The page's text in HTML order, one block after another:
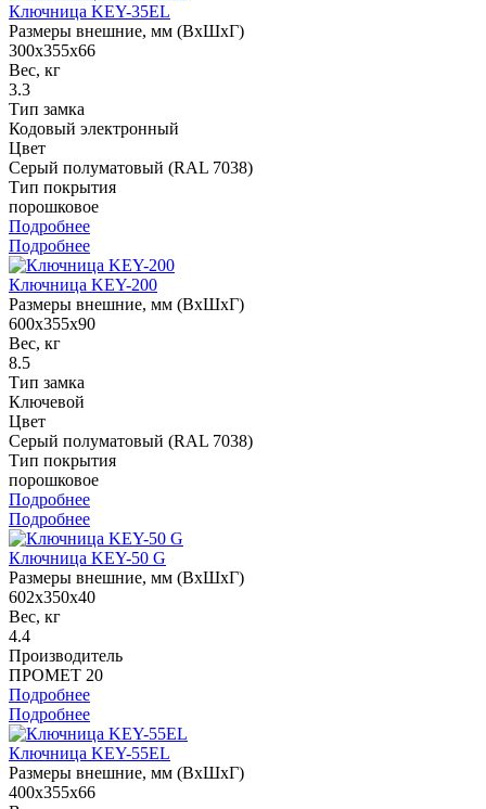
Ключница KEY-35EL
Размеры внешние, мм (ВхШхГ)
300x355x66
Вес, кг
3.3
Тип замка
Кодовый электронный
Цвет
Серый полуматовый (RAL 7038)
Тип покрытия
порошковое
Подробнее
Подробнее
Ключница KEY-200
Размеры внешние, мм (ВхШхГ)
600x355x90
Вес, кг
8.5
Тип замка
Ключевой
Цвет
Серый полуматовый (RAL 7038)
Тип покрытия
порошковое
Подробнее
Подробнее
Ключница KEY-50 G
Размеры внешние, мм (ВхШхГ)
602x350x40
Вес, кг
4.4
Производитель
ПРОМЕТ 20
Подробнее
Подробнее
Ключница KEY-55EL
Размеры внешние, мм (ВхШхГ)
400x355x66